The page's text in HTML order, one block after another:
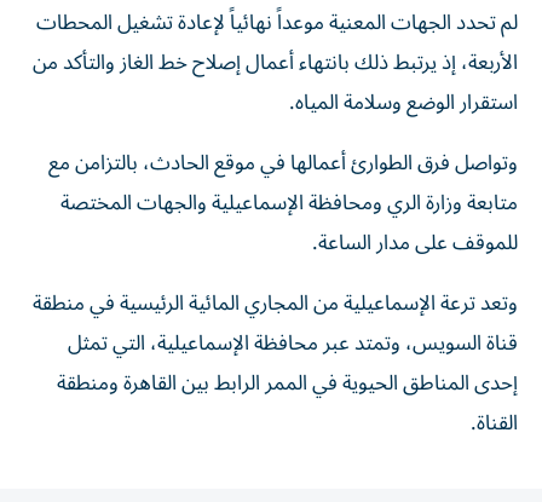
لم تحدد الجهات المعنية موعداً نهائياً لإعادة تشغيل المحطات
الأربعة، إذ يرتبط ذلك بانتهاء أعمال إصلاح خط الغاز والتأكد من
استقرار الوضع وسلامة المياه.
وتواصل فرق الطوارئ أعمالها في موقع الحادث، بالتزامن مع
متابعة وزارة الري ومحافظة الإسماعيلية والجهات المختصة
للموقف على مدار الساعة.
وتعد ترعة الإسماعيلية من المجاري المائية الرئيسية في منطقة
قناة السويس، وتمتد عبر محافظة الإسماعيلية، التي تمثل
إحدى المناطق الحيوية في الممر الرابط بين القاهرة ومنطقة
القناة.